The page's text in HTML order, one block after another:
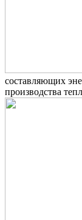
составляющих
производства